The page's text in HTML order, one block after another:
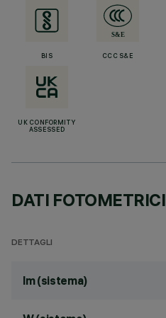
BIS CCC S&E
UK CONFORMITY
ASSESSED
DATI FOTOMETRICI
DETTAGLI
lm (sistema)